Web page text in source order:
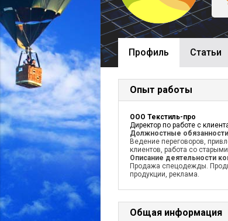
Профиль Cтатьи
Опыт работы
ООО Текстиль-про
Директор по работе с
Должностные
Ведение переговоров,
клиентов, работа со
Описание деятельности
Продажа спецодежды.
продукции, реклама.
Общая информация